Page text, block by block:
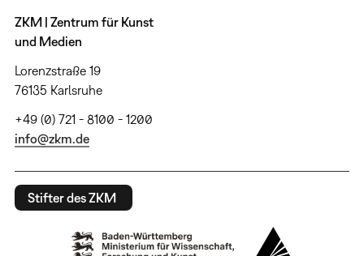
ZKM | Zentrum für Kunst
und Medien
Lorenzstraße 19
76135 Karlsruhe
+49 (0) 721 - 8100 - 1200
info@zkm.de
Stifter des ZKM